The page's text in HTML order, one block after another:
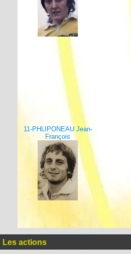
11-PHLIPONEAU Jean-
François
Les actions